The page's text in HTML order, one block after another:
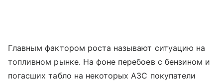
Главным фактором роста называют ситуацию на
топливном рынке. На фоне перебоев с бензином и
погасших табло на некоторых АЗС покупатели